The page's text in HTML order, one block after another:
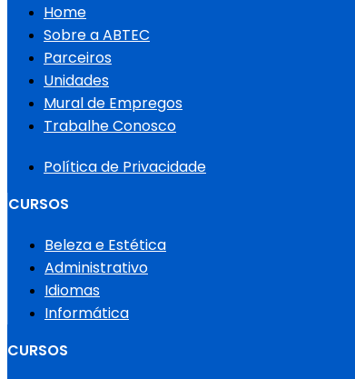
Home
Sobre a ABTEC
Parceiros
Unidades
Mural de Empregos
Trabalhe Conosco
Política de Privacidade
CURSOS
Beleza e Estética
Administrativo
Idiomas
Informática
CURSOS